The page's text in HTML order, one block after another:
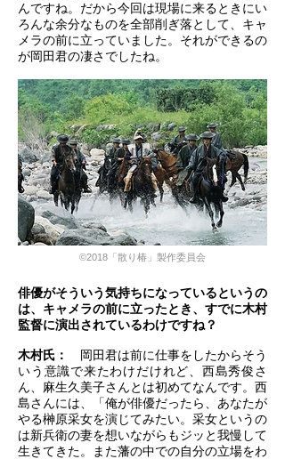
んですね。だから今回は現場に来るときにい
ろんな余分なものを全部削ぎ落として、キャ
メラの前に立っていました。それができるの
が岡田君の凄さでしたね。
©2018「散り椿」製作委員会
俳優がそういう気持ちになっているというの
は、キャメラの前に立ったとき、すでに木村
監督に演出されているわけですね？
木村氏：
岡田君は前に仕事をしたからそう
いう意識で来たわけだけれど、西島秀俊さ
ん、麻生久美子さんとは初めてなんです。西
島さんには、「俺が俳優だったら、あなたが
やる榊原采女を演じてみたい。采女というの
は新兵衛の妻を想いながらもジッと我慢して
生きてきた。また藩の中での自分の立場をわ